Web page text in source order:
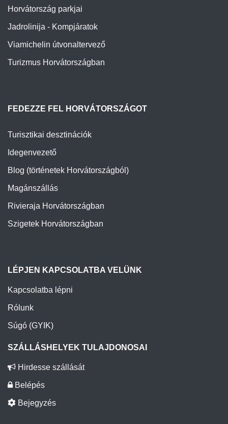
Horvátország parkjai
Jadrolinija - Kompjáratok
Viamichelin útvonaltervező
Turizmus Horvátországban
FEDEZZE FEL HORVÁTORSZÁGOT
Turisztikai desztinációk
Idegenvezető
Blog (történetek Horvátországból)
Magánszállás
Rivieraja Horvátországban
Szigetek Horvátországban
LÉPJEN KAPCSOLATBA VELÜNK
Kapcsolatba lépni
Rólunk
Súgó (GYIK)
SZÁLLÁSHELYEK TULAJDONOSAI
Hirdesse szállását
Belépés
Bejegyzés